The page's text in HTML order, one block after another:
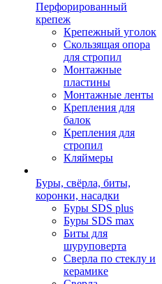
Перфорированный
крепеж
Крепежный уголок
Скользящая опора
для стропил
Монтажные
пластины
Монтажные ленты
Крепления для
балок
Крепления для
стропил
Кляймеры
Буры, свёрла, биты,
коронки, насадки
Буры SDS plus
Буры SDS max
Биты для
шуруповерта
Сверла по стеклу и
керамике